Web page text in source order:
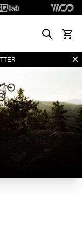
SearchVedi